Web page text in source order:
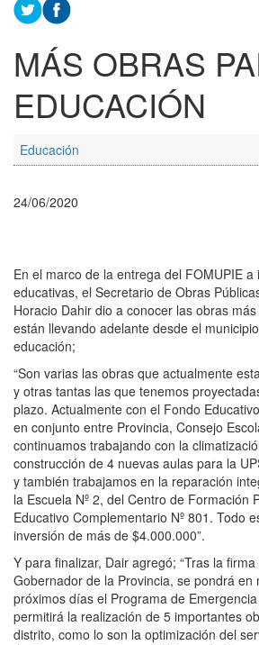
MÁS OBRAS
EDUCACIÓN
Educación
24/06/2020
En el marco de la entrega del FOMUPIE a
educativas, el Secretario de Obras
Horacio Dahir dio a conocer las obras
están llevando adelante desde el
educación;
“Son varias las obras que actualmente
y otras tantas las que tenemos
plazo. Actualmente con el Fondo
en conjunto entre Provincia, Consejo
continuamos trabajando con la
construcción de 4 nuevas aulas para la
y también trabajamos en la reparación
la Escuela Nº 2, del Centro de Formación
Educativo Complementario Nº 801. Todo
inversión de más de $4.000.000”.
Y para finalizar, Dair agregó; “Tras la
Gobernador de la Provincia, se pondrá en
próximos días el Programa de
permitirá la realización de 5 importantes
distrito, como lo son la optimización del